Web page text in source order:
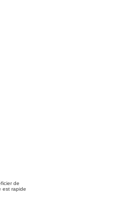
de
est rapide